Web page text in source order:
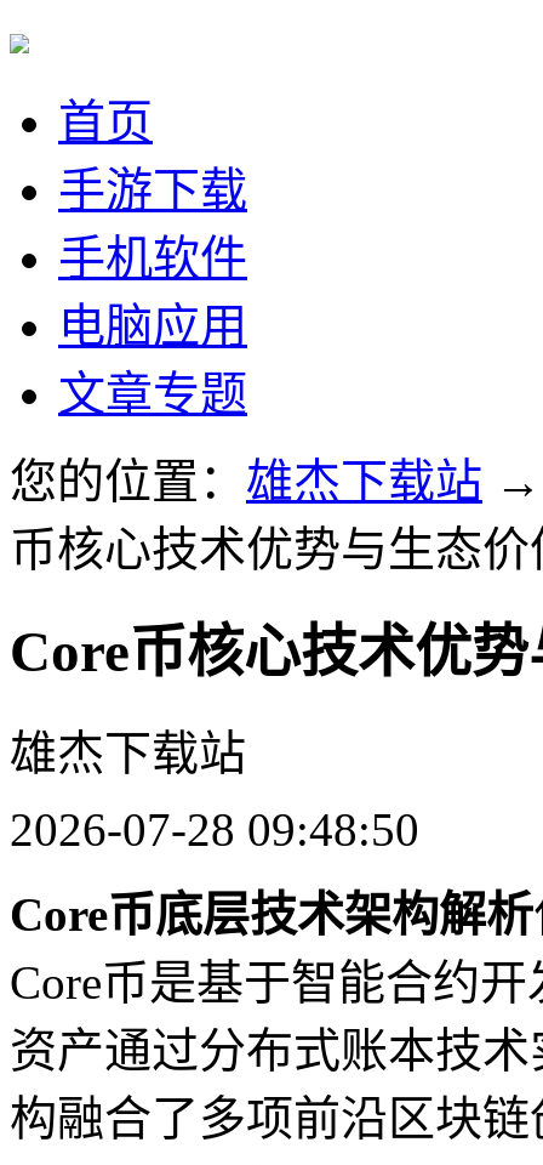
首页
手游下载
手机软件
电脑应用
文章专题
您的位置： 雄杰下载站
币核心技术优势与生态
Core币核心技术优
雄杰下载站
2026-07-28 09:48:50
Core币底层技术架构解析
Core币是基于智能合约
资产通过分布式账本技
构融合了多项前沿区块链